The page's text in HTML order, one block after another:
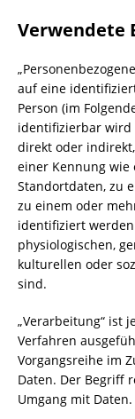
Verwendete
auf eine
Person (im
identifizierbar wird
direkt oder
einer Kennung wie
Standortdaten, zu
zu einem oder
identifiziert
physiologischen,
kulturellen oder
sind.
„Verarbeitung“ ist
Verfahren
Vorgangsreihe im
Daten. Der Begriff
Umgang mit Daten.